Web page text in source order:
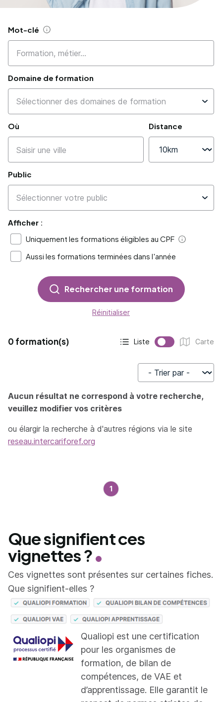
Mot-clé Aide
Domaine de formation
Où Distance
Public
Afficher :
Uniquement les formations éligibles au CPF
Aide
Aussi les formations terminées dans l'année
Rechercher une formation
Réinitialiser
0 formation(s)
Affichage actif :
Liste
Affichage :
Carte
Trier par
Aucun résultat ne correspond à votre recherche,
veuillez modifier vos critères
ou élargir la recherche à d'autres régions via le site
reseau.intercariforef.org
1
Que signifient ces
vignettes ?
Ces vignettes sont présentes sur certaines fiches.
Que signifient-elles ?
Qualiopi est une certification
pour les organismes de
formation, de bilan de
compétences, de VAE et
d’apprentissage. Elle garantit le